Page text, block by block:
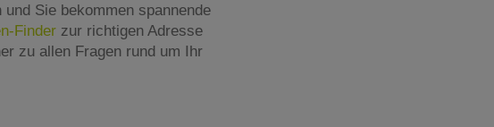
Sie bekommen spannende
Finder zur richtigen Adresse
zu allen Fragen rund um Ihr